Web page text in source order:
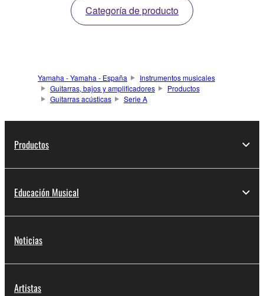
Categoría de producto
Yamaha - Yamaha - España
Instrumentos musicales
Guitarras, bajos y amplificadores
Productos
Guitarras acústicas
Serie A
Productos
Educación Musical
Noticias
Artistas